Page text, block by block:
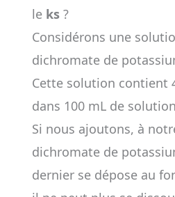
le ks?
Considérons une
dichromate de
Cette solution contient
dans 100 mL de
Si nous ajoutons, à
dichromate de
dernier se dépose au